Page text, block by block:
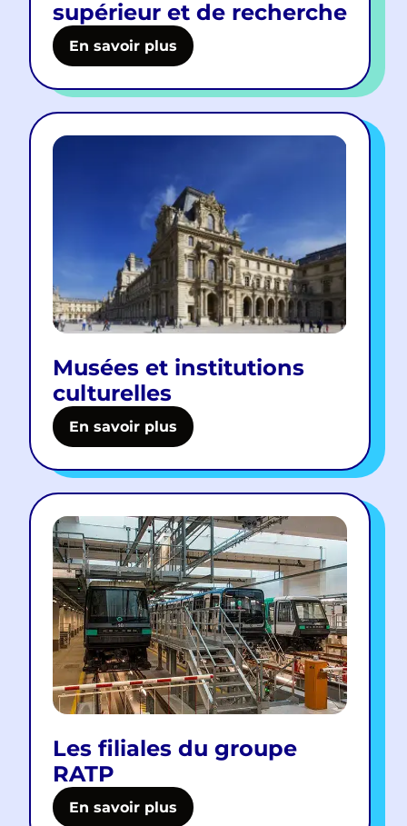
supérieur et de recherche
En savoir plus
Musées et institutions
culturelles
En savoir plus
Les filiales du groupe
RATP
En savoir plus